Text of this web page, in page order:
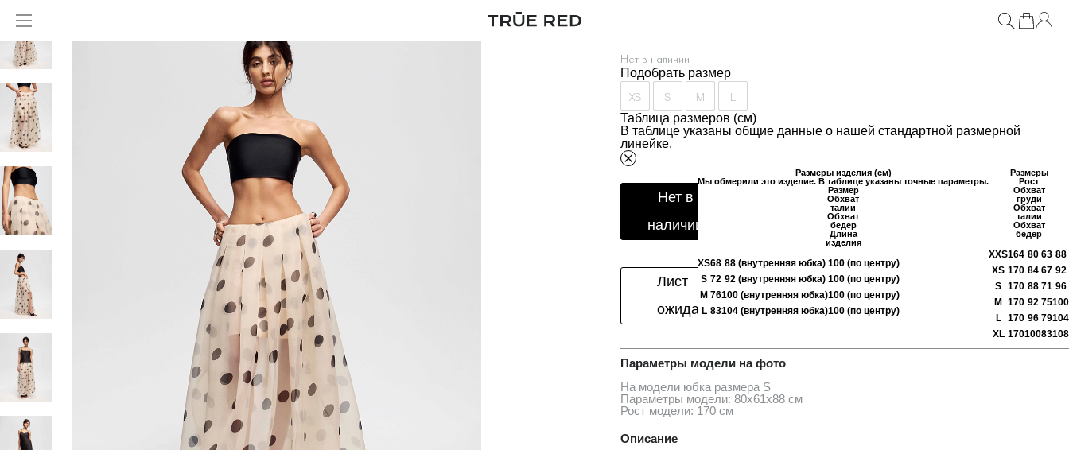
Нет в наличии
Подобрать размер
XS S M
Таблица размеров (см)
В таблице указаны общие данные о нашей стандартной размерной
линейке.
Размеры
Рост
Обхват
груди
Обхват
талии
Обхват
бедер
XXS164 80 63 88
XS 170 84 67 92
S 170 88 71 96
M
170 92 75100
L
170 96 79104
XL 17010083108
Размеры изделия (см)
Мы обмерили это изделие. В таблице указаны точные параметры.
Размер
Обхват
талии
Обхват
бедер
Длина
изделия
XS68 88 (внутренняя юбка) 100 (по центру)
S 72 92 (внутренняя юбка) 100 (по центру)
M 76100 (внутренняя юбка)100 (по центру)
L 83104 (внутренняя юбка)100 (по центру)
Нет в
наличии
Лист
ожидания
Параметры модели на фото
На модели юбка размера S
Параметры модели: 80х61х88 см
Рост модели: 170 см
Описание